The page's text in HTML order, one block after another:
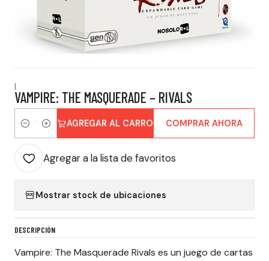
|
VAMPIRE: THE MASQUERADE – RIVALS
Cantidad
AGREGAR AL CARRO COMPRAR AHORA
Agregar a la lista de favoritos
Mostrar stock de ubicaciones
DESCRIPCIÓN
Vampire: The Masquerade Rivals es un juego de cartas